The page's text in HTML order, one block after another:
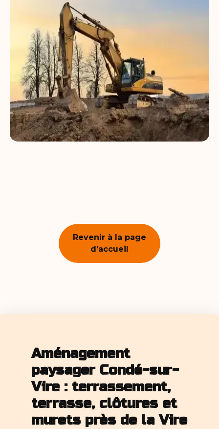
Revenir à la page
d’accueil
Aménagement
paysager Condé-sur-
Vire : terrassement,
terrasse, clôtures et
murets près de la Vire